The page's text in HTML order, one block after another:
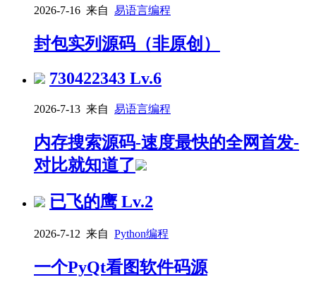
2026-7-16 来自 易语言编程
封包实列源码（非原创）
730422343 Lv.6
2026-7-13 来自 易语言编程
内存搜索源码-速度最快的全网首发-
对比就知道了
已飞的鹰 Lv.2
2026-7-12 来自 Python编程
一个PyQt看图软件码源